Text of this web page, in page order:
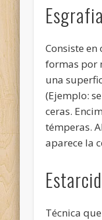
Consiste
formas por
una
(Ejemplo:
ceras.
témperas.
aparece la
Técnica